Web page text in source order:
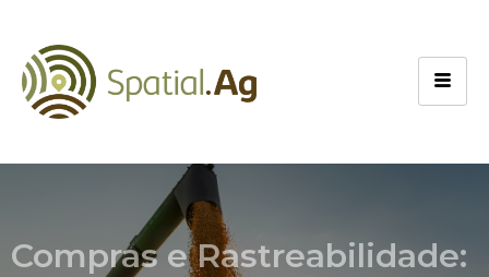
Compras e Rastreabilidade: